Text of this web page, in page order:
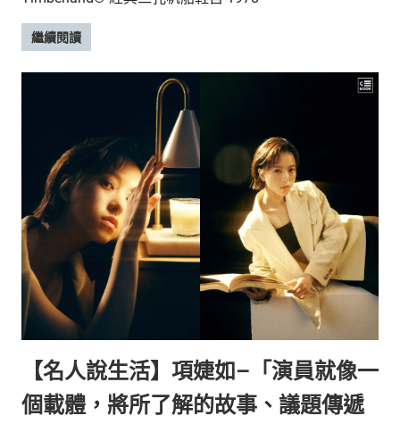
繼續閱讀
【名人說生活】項婕如–「演員就像一
個載體，將所了解的故事、議題傳遞